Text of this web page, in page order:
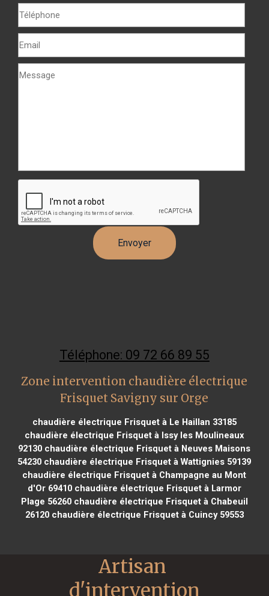
Téléphone: 09 72 66 89 55
Zone intervention chaudière électrique
Frisquet Savigny sur Orge
chaudière électrique Frisquet à Le Haillan 33185
chaudière électrique Frisquet à Issy les Moulineaux
92130 chaudière électrique Frisquet à Neuves Maisons
54230 chaudière électrique Frisquet à Wattignies 59139
chaudière électrique Frisquet à Champagne au Mont
d'Or 69410chaudière électrique Frisquet à Larmor
Plage 56260chaudière électrique Frisquet à Chabeuil
26120chaudière électrique Frisquet à Cuincy 59553
Artisan
d'intervention